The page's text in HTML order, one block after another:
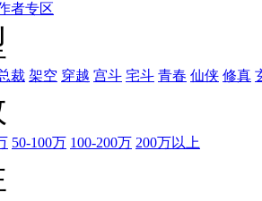
者专区
裁 架空 穿越 宫斗 宅斗 青春 仙侠 修真
50-100万 100-200万 200万以上